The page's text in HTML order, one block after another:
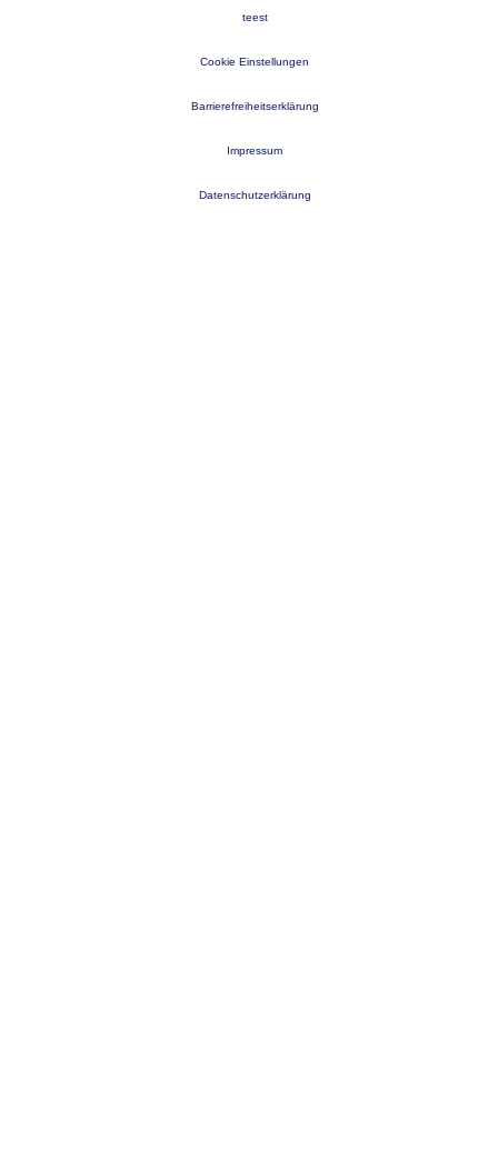
teest
Cookie Einstellungen
Barrierefreiheitserklärung
Impressum
Datenschutzerklärung